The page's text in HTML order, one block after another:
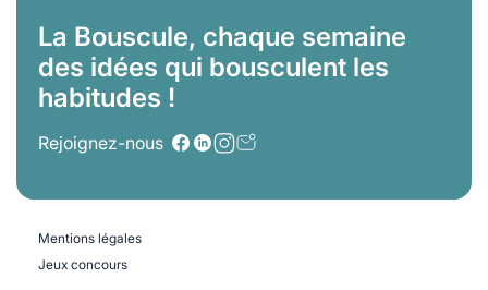
La Bouscule, chaque semaine
des idées qui bousculent les
habitudes !
Rejoignez-nous
Mentions légales
Jeux concours